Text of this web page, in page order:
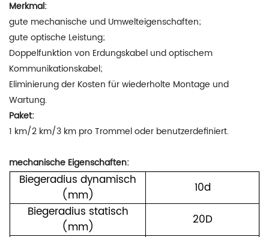
Merkmal:
gute mechanische und Umwelteigenschaften;
gute optische Leistung;
Doppelfunktion von Erdungskabel und optischem
Kommunikationskabel;
Eliminierung der Kosten für wiederholte Montage und
Wartung.
Paket:
1 km/2 km/3 km pro Trommel oder benutzerdefiniert.
mechanische Eigenschaften:
Biegeradius dynamisch
(mm)
10d
Biegeradius statisch
(mm)
20D